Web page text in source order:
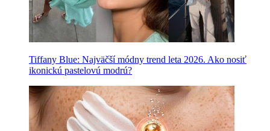
Tiffany Blue: Najväčší módny trend leta 2026. Ako nosiť
ikonickú pastelovú modrú?